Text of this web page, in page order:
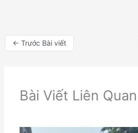
← Trước Bài viết
Bài Viết Liên Quan